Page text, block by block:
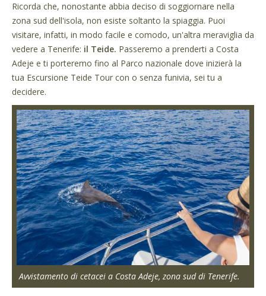
Ricorda che, nonostante abbia deciso di soggiornare nella
zona sud dell'isola, non esiste soltanto la spiaggia. Puoi
visitare, infatti, in modo facile e comodo, un'altra meraviglia da
vedere a Tenerife: il Teide. Passeremo a prenderti a Costa
Adeje e ti porteremo fino al Parco nazionale dove inizierà la
tua Escursione Teide Tour con o senza funivia, sei tu a
decidere.
Avvistamento di cetacei a Costa Adeje, zona sud di Tenerife.